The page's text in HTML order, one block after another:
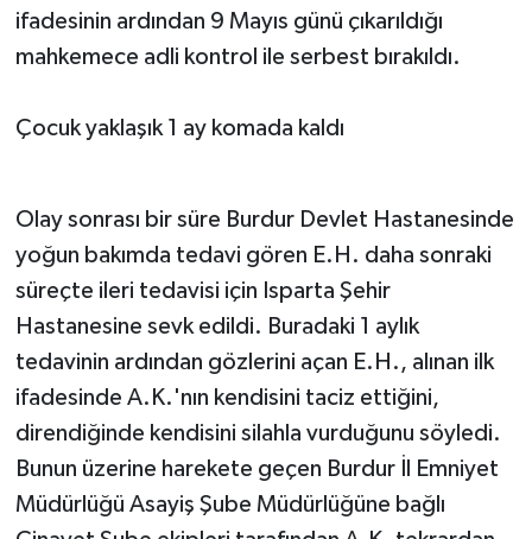
ifadesinin ardından 9 Mayıs günü çıkarıldığı
mahkemece adli kontrol ile serbest bırakıldı.
Çocuk yaklaşık 1 ay komada kaldı
Olay sonrası bir süre Burdur Devlet Hastanesinde
yoğun bakımda tedavi gören E.H. daha sonraki
süreçte ileri tedavisi için Isparta Şehir
Hastanesine sevk edildi. Buradaki 1 aylık
tedavinin ardından gözlerini açan E.H., alınan ilk
ifadesinde A.K.'nın kendisini taciz ettiğini,
direndiğinde kendisini silahla vurduğunu söyledi.
Bunun üzerine harekete geçen Burdur İl Emniyet
Müdürlüğü Asayiş Şube Müdürlüğüne bağlı